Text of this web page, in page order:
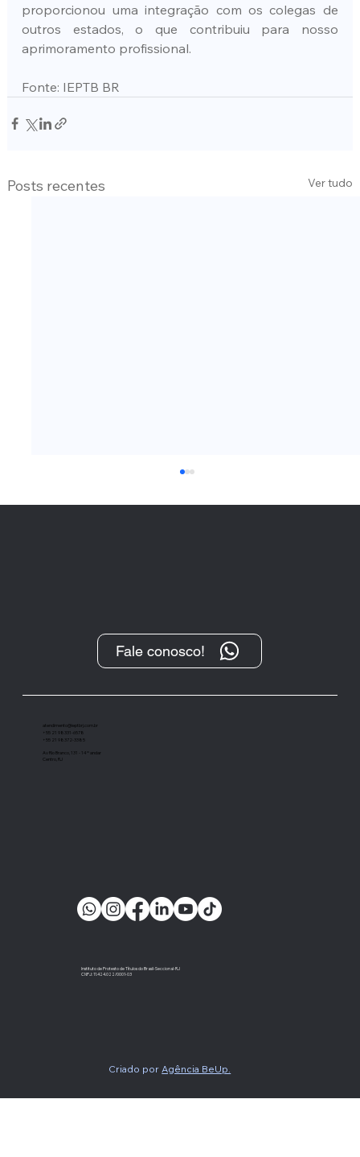
proporcionou uma integração com os colegas de
outros estados, o que contribuiu para nosso
aprimoramento profissional.
Fonte: IEPTB BR
Posts recentes Ver tudo
“O Protesto, após sua transformação
importante instrumento de cobrança”
Criado por Agência BeUp.
Instituto de Protesto de Títulos do Brasil-Seccional-RJ
CNPJ: 11.424.022/0001-03
Fale conosco!
atendimento@ieptbrj.com.br
+55 21 98331-6578
+55 21 98372-3385
Av Rio Branco, 131 - 14º andar
Centro, RJ